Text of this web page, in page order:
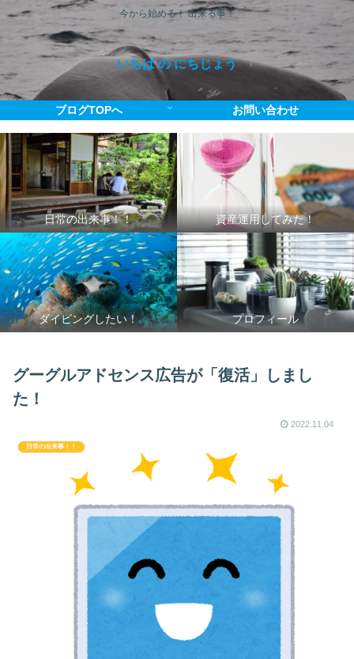
今から始める！ 出来る事！
いちば の にちじょう
ブログTOPへ お問い合わせ
日常の出来事！！ 資産運用してみた！
ダイビングしたい！ プロフィール
グーグルアドセンス広告が「復活」しまし
た！
2022.11.04
日常の出来事！！